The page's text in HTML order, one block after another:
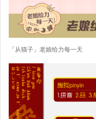
「从猫子」老娘给力每一天